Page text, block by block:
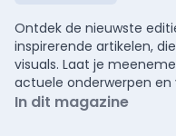
Ontdek de nieuwste
inspirerende artikelen,
visuals. Laat je
actuele onderwerpen en
In dit magazine